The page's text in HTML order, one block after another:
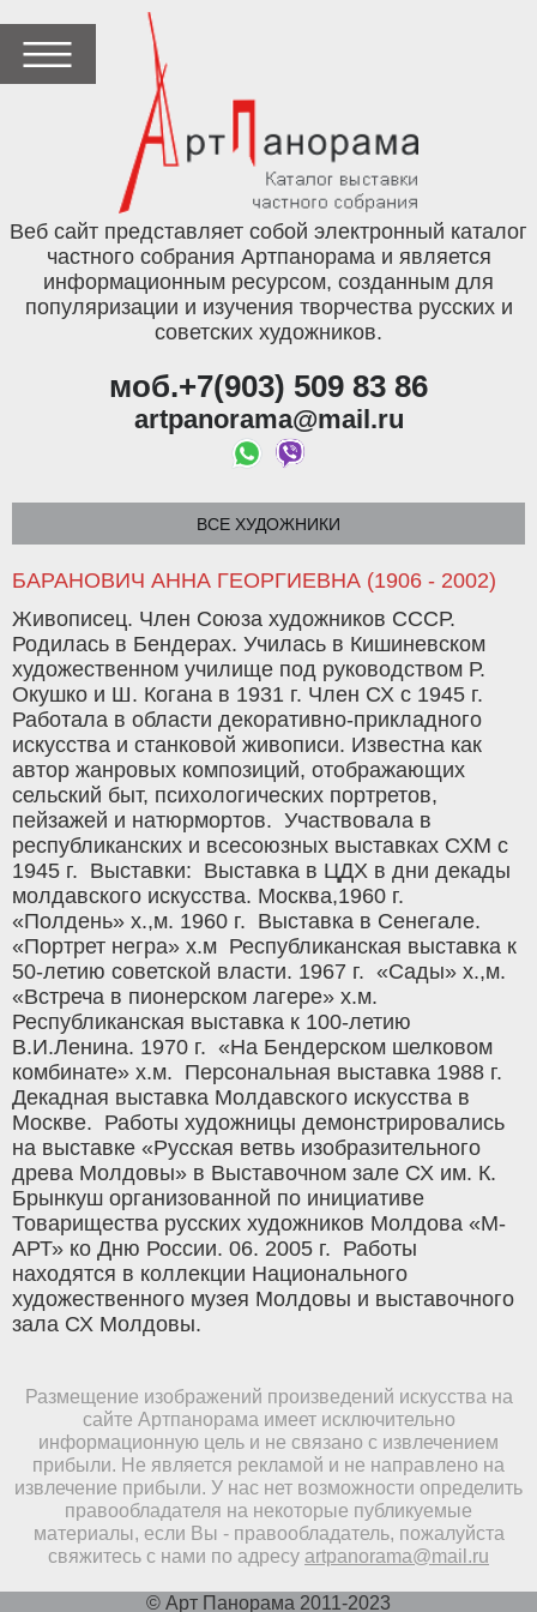
Веб сайт представляет собой электронный каталог
частного собрания Артпанорама и является
информационным ресурсом, созданным для
популяризации и изучения творчества русских и
советских художников.
моб.+7(903) 509 83 86
artpanorama@mail.ru
ВСЕ ХУДОЖНИКИ
БАРАНОВИЧ АННА ГЕОРГИЕВНА (1906 - 2002)
Живописец. Член Союза художников СССР.
Родилась в Бендерах. Училась в Кишиневском
художественном училище под руководством Р.
Окушко и Ш. Когана в 1931 г. Член СХ с 1945 г.
Работала в области декоративно-прикладного
искусства и станковой живописи. Известна как
автор жанровых композиций, отображающих
сельский быт, психологических портретов,
пейзажей и натюрмортов. Участвовала в
республиканских и всесоюзных выставках СХМ с
1945 г. Выставки: Выставка в ЦДХ в дни декады
молдавского искусства. Москва,1960 г.
«Полдень» х.,м. 1960 г. Выставка в Сенегале.
«Портрет негра» х.м Республиканская выставка к
50-летию советской власти. 1967 г. «Сады» х.,м.
«Встреча в пионерском лагере» х.м.
Республиканская выставка к 100-летию
В.И.Ленина. 1970 г. «На Бендерском шелковом
комбинате» х.м. Персональная выставка 1988 г.
Декадная выставка Молдавского искусства в
Москве. Работы художницы демонстрировались
на выставке «Русская ветвь изобразительного
древа Молдовы» в Выставочном зале СХ им. К.
Брынкуш организованной по инициативе
Товарищества русских художников Молдова «М-
АРТ» ко Дню России. 06. 2005 г. Работы
находятся в коллекции Национального
художественного музея Молдовы и выставочного
зала СХ Молдовы.
Размещение изображений произведений искусства на
сайте Артпанорама имеет исключительно
информационную цель и не связано с извлечением
прибыли. Не является рекламой и не направлено на
извлечение прибыли. У нас нет возможности определить
правообладателя на некоторые публикуемые
материалы, если Вы - правообладатель, пожалуйста
свяжитесь с нами по адресу artpanorama@mail.ru
© Арт Панорама 2011-2023